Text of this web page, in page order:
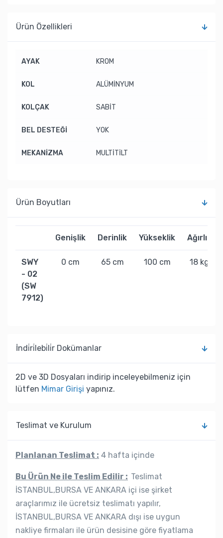
Ürün Özellikleri
AYAK KROM
KOL ALÜMİNYUM
KOLÇAK SABİT
BEL DESTEĞİ YOK
MEKANİZMA MULTİTİLT
Ürün Boyutları
Genişlik Derinlik Yükseklik Ağırlık
SWY
- 02
(SW
7912)
0 cm 65 cm 100 cm 18 kg
İndi̇ri̇lebi̇li̇r Dokümanlar
2D ve 3D Dosyaları indirip inceleyebilmeniz için
lütfen Mimar Girişi yapınız.
Teslimat ve Kurulum
Planlanan Teslimat : 4 hafta içinde
Bu Ürün Ne ile Teslim Edilir : Teslimat
İSTANBUL,BURSA VE ANKARA içi ise şirket
araçlarımız ile ücretsiz teslimatı yapılır,
İSTANBUL,BURSA VE ANKARA dışı ise uygun
nakliye firmaları ile ürün desisine göre fiyatlama